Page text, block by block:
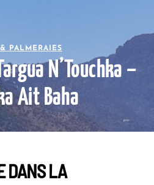
PALMERAIES
N’Touchka –
Ait Baha
DANS LA